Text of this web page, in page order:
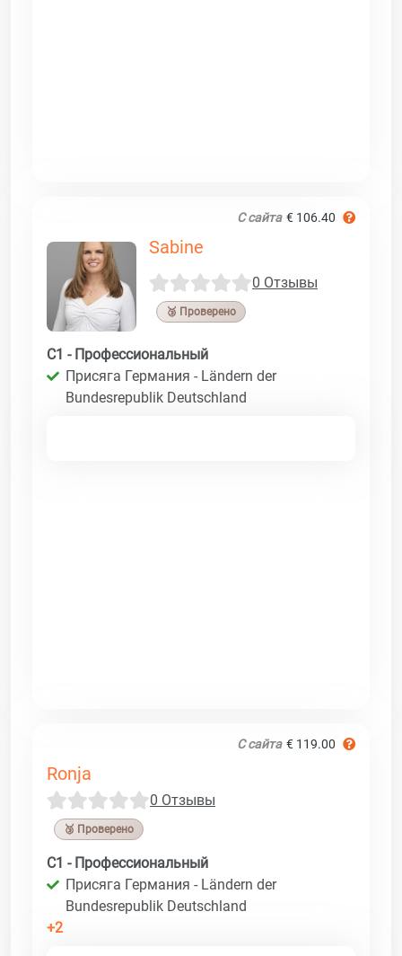
С сайта € 106.40
Sabine
0 Отзывы
🥉 Проверено
C1 - Профессиональный
Присяга Германия - Ländern der
Bundesrepublik Deutschland
С сайта € 119.00
Ronja
0 Отзывы
🥉 Проверено
C1 - Профессиональный
Присяга Германия - Ländern der
Bundesrepublik Deutschland
+2